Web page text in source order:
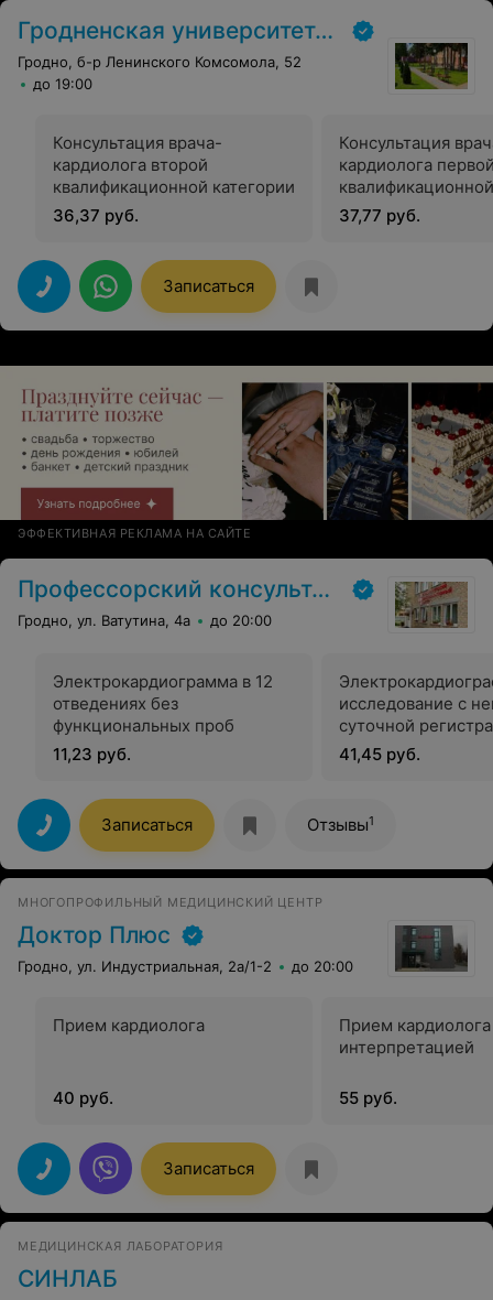
Гродненская университетская клиника
Гродно, б-р Ленинского Комсомола, 52
до 19:00
Консультация врача-
кардиолога второй
квалификационной категории
36,37 руб.
Консультация
кардиолога
37,77 руб.
Записаться
ЭФФЕКТИВНАЯ РЕКЛАМА НА САЙТЕ
Профессорский консультативный центр г. Гродно
Гродно, ул. Ватутина, 4а до 20:00
Электрокардиограмма в 12
отведениях без
функциональных проб
11,23 руб.
исследование с
суточной
период свободной
41,45 руб.
Записаться Отзывы1
МНОГОПРОФИЛЬНЫЙ МЕДИЦИНСКИЙ ЦЕНТР
Доктор Плюс
Гродно, ул. Индустриальная, 2а/1-2 до 20:00
Прием кардиолога
40 руб.
Прием
интерпретацией
55 руб.
Записаться
МЕДИЦИНСКАЯ ЛАБОРАТОРИЯ
СИНЛАБ